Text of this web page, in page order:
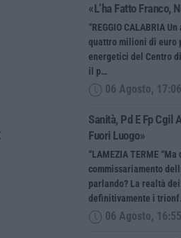
«L’ha Fatto Franco,
“REGGIO CALABRIA
quattro milioni di euro
energetici del Centro
il p…
06 Agosto, 17:06
Sanità, Pd E Fp Cgil
Fuori Luogo»
“LAMEZIA TERME
commissariamento
parlando? La realtà
definitivamente i
06 Agosto, 16:55